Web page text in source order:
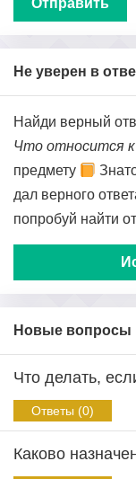
Не уверен в
Найди верный
Что относится
предмету
дал верного
попробуй найти
Новые вопросы
Что делать,
Ответы (0)
Каково